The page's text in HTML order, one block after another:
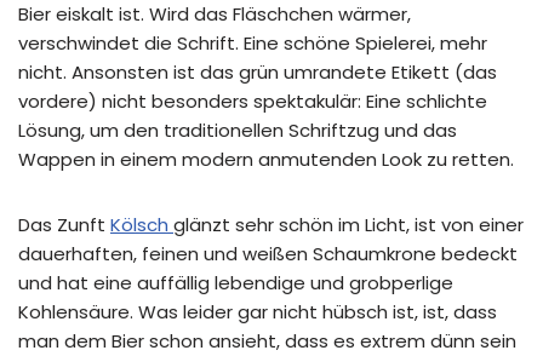
Bier eiskalt ist. Wird das Fläschchen wärmer,
verschwindet die Schrift. Eine schöne Spielerei, mehr
nicht. Ansonsten ist das grün umrandete Etikett (das
vordere) nicht besonders spektakulär: Eine schlichte
Lösung, um den traditionellen Schriftzug und das
Wappen in einem modern anmutenden Look zu retten.
Das Zunft Kölsch glänzt sehr schön im Licht, ist von einer
dauerhaften, feinen und weißen Schaumkrone bedeckt
und hat eine auffällig lebendige und grobperlige
Kohlensäure. Was leider gar nicht hübsch ist, ist, dass
man dem Bier schon ansieht, dass es extrem dünn sein